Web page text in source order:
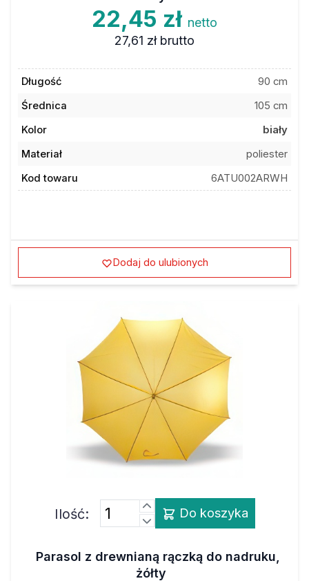
22,45 zł netto
27,61 zł brutto
Długość
90 cm
Średnica
105 cm
Kolor
biały
Materiał
poliester
Kod towaru
6ATU002ARWH
Dodaj do ulubionych
Ilość: Do koszyka
Parasol z drewnianą rączką do nadruku,
żółty